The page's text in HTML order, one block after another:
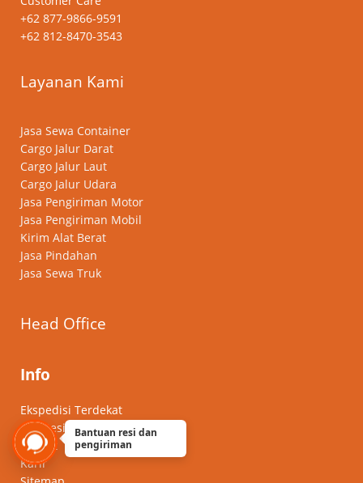
+62 877-9866-9591
+62 812-8470-3543
Layanan Kami
Jasa Sewa Container
Cargo Jalur Darat
Cargo Jalur Laut
Cargo Jalur Udara
Jasa Pengiriman Motor
Jasa Pengiriman Mobil
Kirim Alat Berat
Jasa Pindahan
Jasa Sewa Truk
Head Office
Info
Ekspedisi Terdekat
Cek Resi
Insight
Karir
Bantuan resi dan
pengiriman